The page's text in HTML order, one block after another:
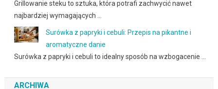
Grillowanie steku to sztuka, która potrafi zachwycić nawet
najbardziej wymagających …
Surówka z papryki i cebuli: Przepis na pikantne i
aromatyczne danie
Surówka z papryki i cebuli to idealny sposób na wzbogacenie …
ARCHIWA